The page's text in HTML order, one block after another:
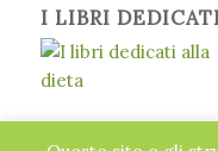
I LIBRI